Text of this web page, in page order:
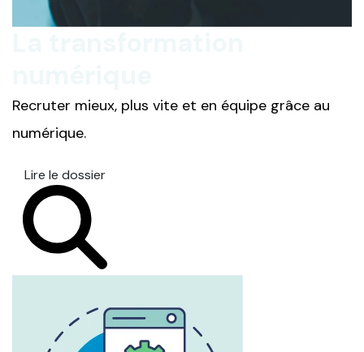
Recruter mieux, plus vite et en équipe grâce au
numérique.
Lire le dossier